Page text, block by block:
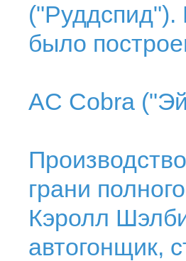
("Руддспид").
было
AC Cobra
грани
Кэролл
автогонщик,